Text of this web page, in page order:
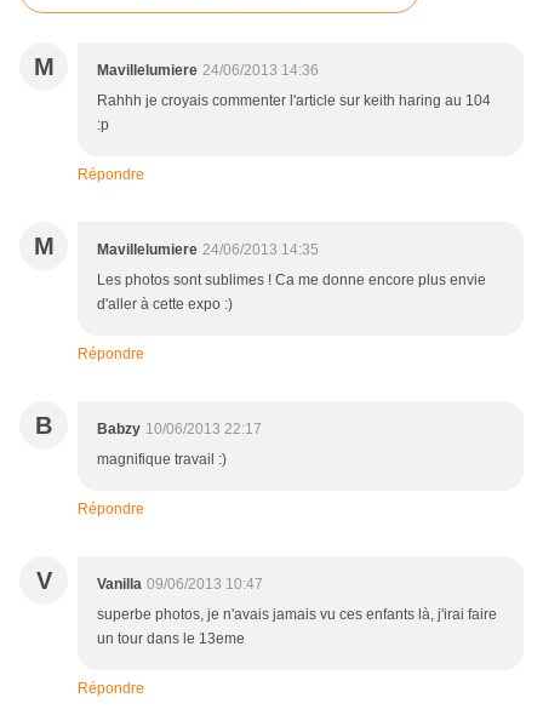
M Mavillelumiere 24/06/2013 14:36
Rahhh je croyais commenter l'article sur keith haring au 104
:p
Répondre
M Mavillelumiere 24/06/2013 14:35
Les photos sont sublimes ! Ca me donne encore plus envie
d'aller à cette expo :)
Répondre
B Babzy 10/06/2013 22:17
magnifique travail :)
Répondre
V Vanilla 09/06/2013 10:47
superbe photos, je n'avais jamais vu ces enfants là, j'irai faire
un tour dans le 13eme
Répondre